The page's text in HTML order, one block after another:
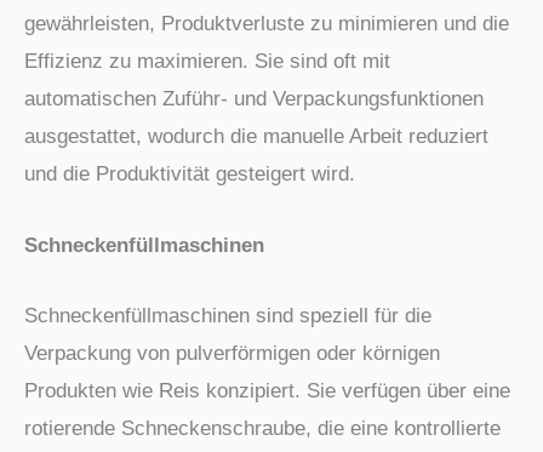
gewährleisten, Produktverluste zu minimieren und die
Effizienz zu maximieren. Sie sind oft mit
automatischen Zuführ- und Verpackungsfunktionen
ausgestattet, wodurch die manuelle Arbeit reduziert
und die Produktivität gesteigert wird.
Schneckenfüllmaschinen
Schneckenfüllmaschinen sind speziell für die
Verpackung von pulverförmigen oder körnigen
Produkten wie Reis konzipiert. Sie verfügen über eine
rotierende Schneckenschraube, die eine kontrollierte